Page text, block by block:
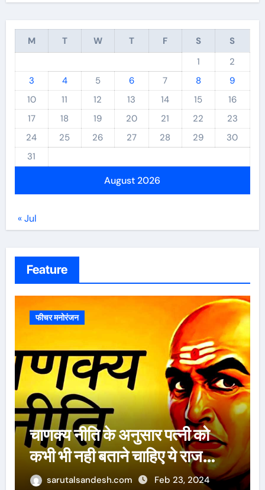
August 2026
M T W T F S
S
1
2
3
4 5 6 7 8
9
10
11 12 13 14 15
16
17
18 19 20 21 22
23
24
25 26 27 28 29
30
31
« Jul
Feature
फीचर मनोरंजन
ऐसे 100 बार मरूंगी, मेरी वजह से
बची लाखों महिलाओं की जान : पूनम
पांडेय
sarutalsandesh.com Feb 23, 2024